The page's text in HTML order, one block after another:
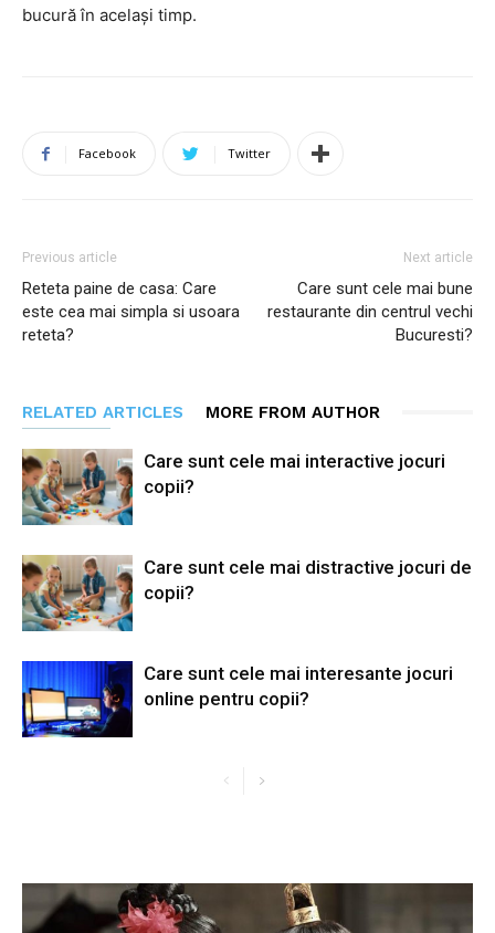
bucură în același timp.
Facebook Twitter
Previous article
Reteta paine de casa: Care
este cea mai simpla si usoara
reteta?
Next article
Care sunt cele mai bune
restaurante din centrul vechi
Bucuresti?
RELATED ARTICLES MORE FROM AUTHOR
Care sunt cele mai interactive jocuri
copii?
Care sunt cele mai distractive jocuri de
copii?
Care sunt cele mai interesante jocuri
online pentru copii?